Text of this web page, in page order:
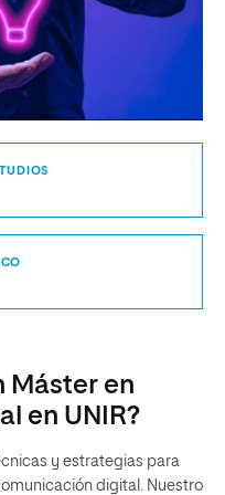
Máster en
en UNIR?
y estrategias para
digital. Nuestro